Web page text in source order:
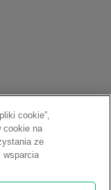
cookie”,
cookie na
ze
wsparcia